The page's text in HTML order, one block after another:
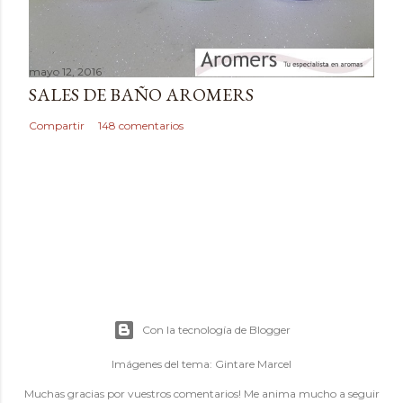
mayo 12, 2016
SALES DE BAÑO AROMERS
Compartir 148 comentarios
Con la tecnología de Blogger
Imágenes del tema: Gintare Marcel
Muchas gracias por vuestros comentarios! Me anima mucho a seguir